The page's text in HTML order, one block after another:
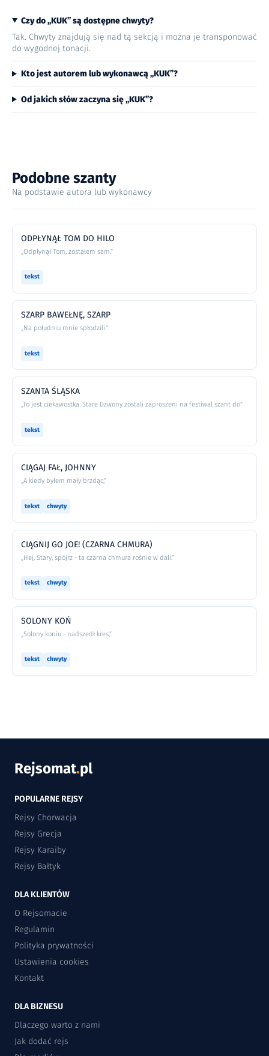
Czy do „KUK” są dostępne chwyty?
Tak. Chwyty znajdują się nad tą sekcją i można je transponować
do wygodnej tonacji.
Kto jest autorem lub wykonawcą „KUK”?
Od jakich słów zaczyna się „KUK”?
Podobne szanty
Na podstawie autora lub wykonawcy
ODPŁYNĄŁ TOM DO HILO
„Odpłynął Tom, zostałem sam.”
tekst
SZARP BAWEŁNĘ, SZARP
„Na południu mnie spłodzili.”
tekst
SZANTA ŚLĄSKA
„To jest ciekawostka. Stare Dzwony zostali zaproszeni na festiwal szant do”
tekst
CIĄGAJ FAŁ, JOHNNY
„A kiedy byłem mały brzdąc,”
tekst chwyty
CIĄGNIJ GO JOE! (CZARNA CHMURA)
„Hej, Stary, spójrz - ta czarna chmura rośnie w dali.”
tekst chwyty
SOLONY KOŃ
„Solony koniu - nadszedł kres,”
tekst chwyty
Rejsomat.pl
POPULARNE REJSY
Rejsy Chorwacja
Rejsy Grecja
Rejsy Karaiby
Rejsy Bałtyk
DLA KLIENTÓW
O Rejsomacie
Regulamin
Polityka prywatności
Ustawienia cookies
Kontakt
DLA BIZNESU
Dlaczego warto z nami
Jak dodać rejs